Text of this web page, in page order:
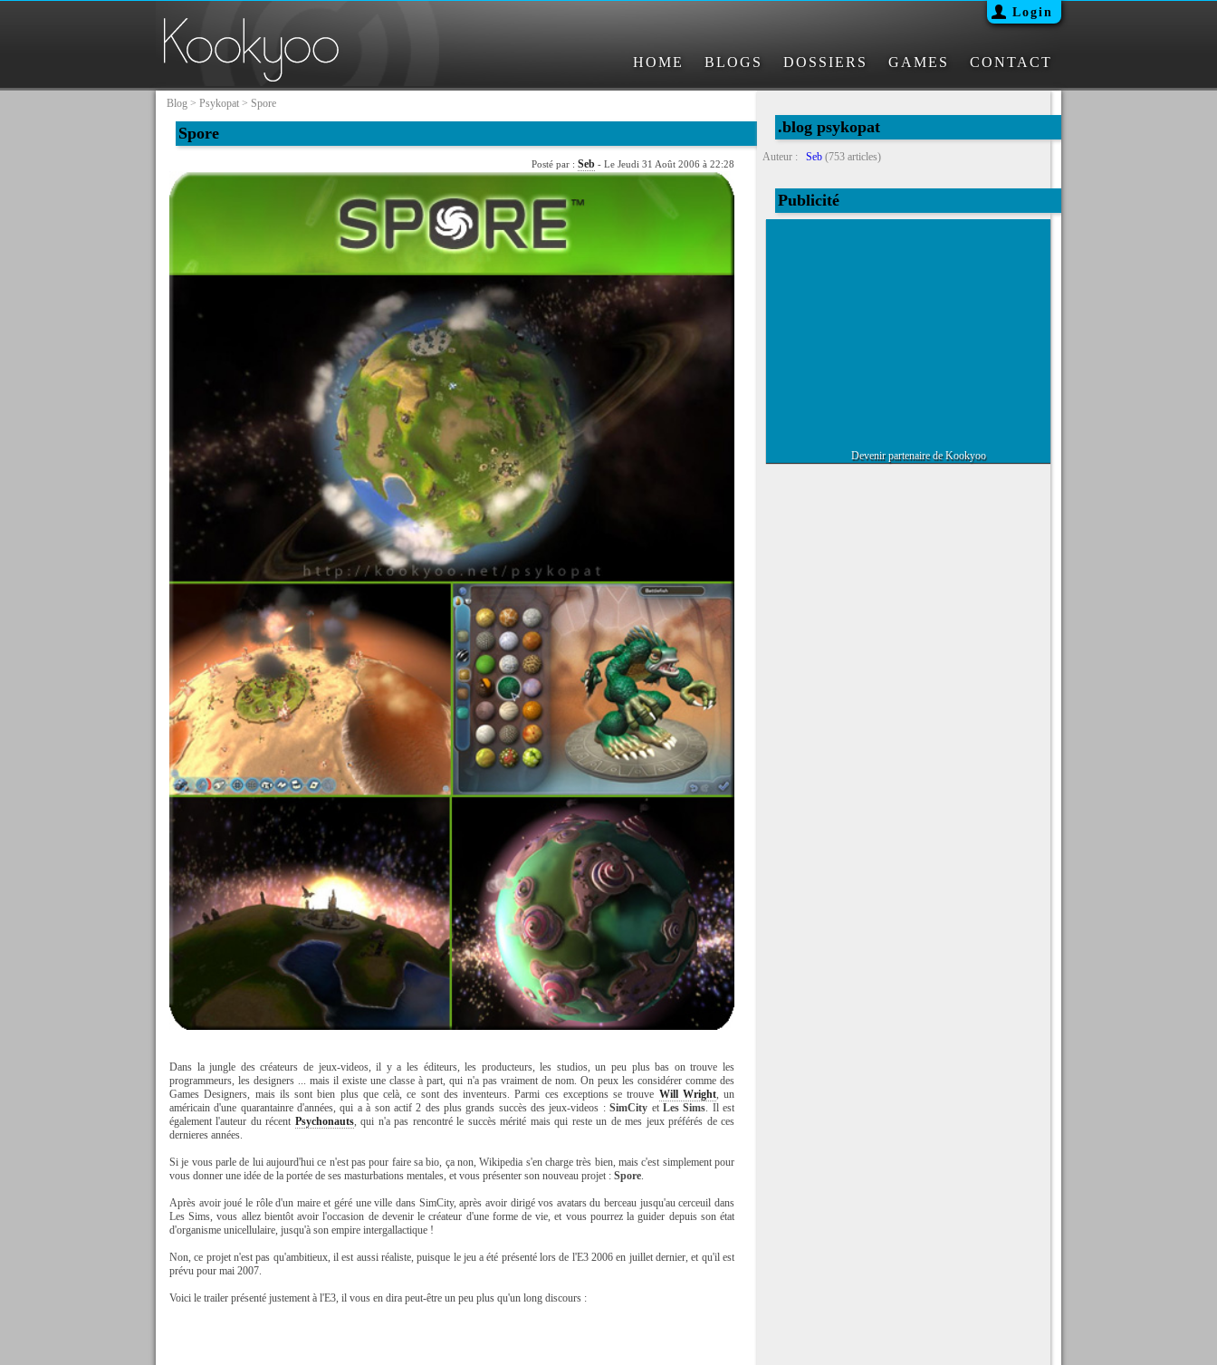
Login
HOME BLOGS DOSSIERS GAMES CONTACT
Blog > Psykopat > Spore
Spore
Posté par : Seb - Le Jeudi 31 Août 2006 à 22:28
Dans la jungle des créateurs de jeux-videos, il y a les éditeurs, les producteurs, les studios, un peu plus bas on trouve les
programmeurs, les designers ... mais il existe une classe à part, qui n'a pas vraiment de nom. On peux les considérer comme des
Games Designers, mais ils sont bien plus que celà, ce sont des inventeurs. Parmi ces exceptions se trouve Will Wright, un
américain d'une quarantainre d'années, qui a à son actif 2 des plus grands succès des jeux-videos :SimCity et Les Sims. Il est
également l'auteur du récent Psychonauts, qui n'a pas rencontré le succès mérité mais qui reste un de mes jeux préférés de ces
dernieres années.
Si je vous parle de lui aujourd'hui ce n'est pas pour faire sa bio, ça non, Wikipedia s'en charge très bien, mais c'est simplement pour
vous donner une idée de la portée de ses masturbations mentales, et vous présenter son nouveau projet : Spore.
Après avoir joué le rôle d'un maire et géré une ville dans SimCity, après avoir dirigé vos avatars du berceau jusqu'au cerceuil dans
Les Sims, vous allez bientôt avoir l'occasion de devenir le créateur d'une forme de vie, et vous pourrez la guider depuis son état
d'organisme unicellulaire, jusqu'à son empire intergallactique !
Non, ce projet n'est pas qu'ambitieux, il est aussi réaliste, puisque le jeu a été présenté lors de l'E3 2006 en juillet dernier, et qu'il est
prévu pour mai 2007.
Voici le trailer présenté justement à l'E3, il vous en dira peut-être un peu plus qu'un long discours :
.blog psykopat
Auteur : Seb (753 articles)
Publicité
Devenir partenaire de Kookyoo